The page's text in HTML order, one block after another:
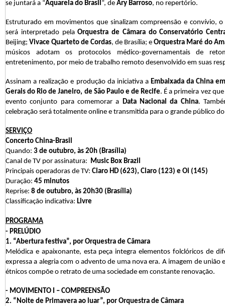
se juntará a “Aquarela do Brasil”, de Ary Barroso, no repertório.
Estruturado em movimentos que sinalizam compreensão e convívio,
será interpretado pelaOrquestra de Câmara do Conservatório
Beijing; Vivace Quarteto de Cordas, de Brasília; e Orquestra Maré do
músicos adotam os protocolos médico-governamentais de
entretenimento, por meio de trabalho remoto desenvolvido em suas
Assinam a realização e produção da iniciativa aEmbaixada da China
Gerais do Rio de Janeiro, de São Paulo e de Recife. É a primeira vez
evento conjunto para comemorar a Data Nacional da China.
celebração será totalmente online e transmitida para o grande público
SERVIÇO
Concerto China-Brasil
Quando: 3 de outubro, às 20h (Brasília)
Canal de TV por assinatura: Music Box Brazil
Principais operadoras de TV: Claro HD (623), Claro (123) e Oi (145)
Duração: 45 minutos
Reprise: 8 de outubro, às 20h30 (Brasília)
Classificação indicativa: Livre
PROGRAMA
- PRELÚDIO
1. “Abertura festiva”, por Orquestra de Câmara
Melódica e apaixonante, esta peça integra elementos folclóricos de
expressa a alegria com o advento de uma nova era. A imagem de união
étnicos compõe o retrato de uma sociedade em constante renovação.
- MOVIMENTO I – COMPREENSÃO
2. “Noite de Primavera ao luar”, por Orquestra de Câmara